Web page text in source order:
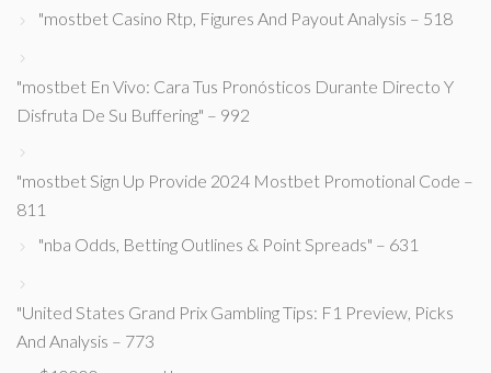
"mostbet Casino Rtp, Figures And Payout Analysis – 518
"mostbet En Vivo: Cara Tus Pronósticos Durante Directo Y
Disfruta De Su Buffering" – 992
"mostbet Sign Up Provide 2024 Mostbet Promotional Code –
811
"nba Odds, Betting Outlines & Point Spreads" – 631
"United States Grand Prix Gambling Tips: F1 Preview, Picks
And Analysis – 773